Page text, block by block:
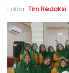
Editor: Tim Redaksi